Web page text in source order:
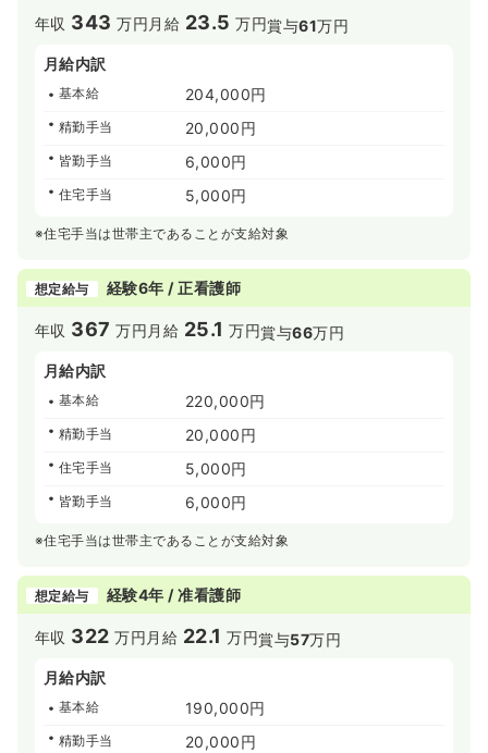
年収 343 万円 月給 23.5 万円賞与61万円
月給内訳
基本給 204,000円
精勤手当 20,000円
皆勤手当 6,000円
住宅手当 5,000円
※住宅手当は世帯主であることが支給対象
想定給与 経験6年 / 正看護師
年収 367 万円 月給 25.1 万円賞与66万円
月給内訳
基本給 220,000円
精勤手当 20,000円
住宅手当 5,000円
皆勤手当 6,000円
※住宅手当は世帯主であることが支給対象
想定給与 経験4年 / 准看護師
年収 322 万円 月給 22.1 万円賞与57万円
月給内訳
基本給 190,000円
精勤手当 20,000円